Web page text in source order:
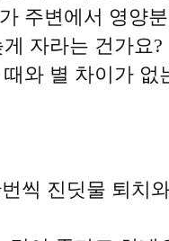
주변에서 영양
자라는 건가요?
와 별 차이가 없
씩 진딧물 퇴치